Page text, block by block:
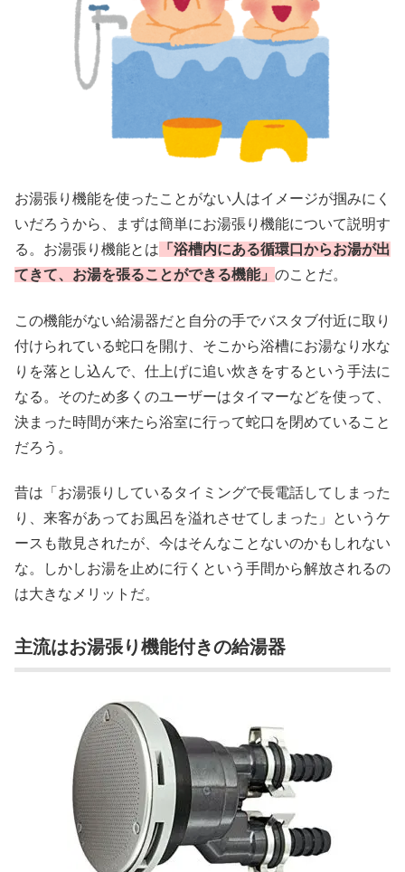
お湯張り機能を使ったことがない人はイメージが掴みにく
いだろうから、まずは簡単にお湯張り機能について説明す
る。お湯張り機能とは 「浴槽内にある循環口からお湯が出
てきて、お湯を張ることができる機能」 のことだ。
この機能がない給湯器だと自分の手でバスタブ付近に取り
付けられている蛇口を開け、そこから浴槽にお湯なり水な
りを落とし込んで、仕上げに追い炊きをするという手法に
なる。そのため多くのユーザーはタイマーなどを使って、
決まった時間が来たら浴室に行って蛇口を閉めていること
だろう。
昔は「お湯張りしているタイミングで長電話してしまった
り、来客があってお風呂を溢れさせてしまった」というケ
ースも散見されたが、今はそんなことないのかもしれない
な。しかしお湯を止めに行くという手間から解放されるの
は大きなメリットだ。
主流はお湯張り機能付きの給湯器